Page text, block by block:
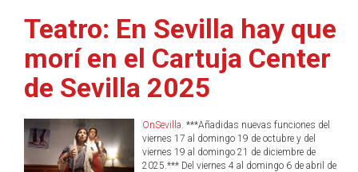
Teatro: En Sevilla hay que
morí en el Cartuja Center
de Sevilla 2025
OnSevilla. ***Añadidas nuevas funciones del
viernes 17 al domingo 19 de octubre y del
viernes 19 al domingo 21 de diciembre de
2025.*** Del viernes 4 al domingo 6 de abril de